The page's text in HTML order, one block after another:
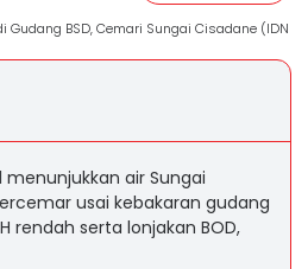
Gudang BSD, Cemari Sungai Cisadane (IDN
menunjukkan air Sungai
usai kebakaran gudang
rendah serta lonjakan BOD,